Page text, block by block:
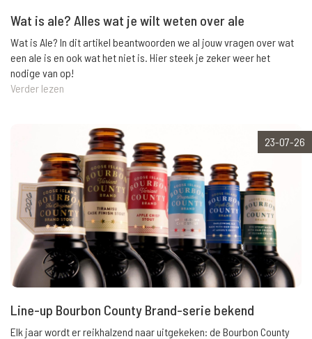
Wat is ale? Alles wat je wilt weten over ale
Wat is Ale? In dit artikel beantwoorden we al jouw vragen over wat
een ale is en ook wat het niet is. Hier steek je zeker weer het
nodige van op!
Verder lezen
23-07-26
Line-up Bourbon County Brand-serie bekend
Elk jaar wordt er reikhalzend naar uitgekeken: de Bourbon County